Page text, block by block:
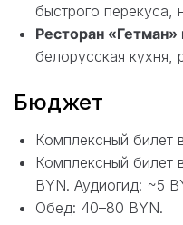
быстрого перекуса,
Ресторан
белорусская
Бюджет
Комплексный билет
Комплексный билет
BYN. Аудиогид: ~5
Обед: 40–80 BYN.